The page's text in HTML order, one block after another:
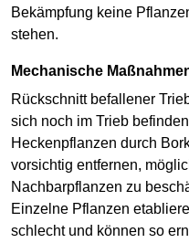
Bekämpfung keine
stehen.
Mechanische
Rückschnitt befallener
sich noch im Trieb
Heckenpflanzen durch
vorsichtig entfernen,
Nachbarpflanzen zu
Einzelne Pflanzen
schlecht und können so